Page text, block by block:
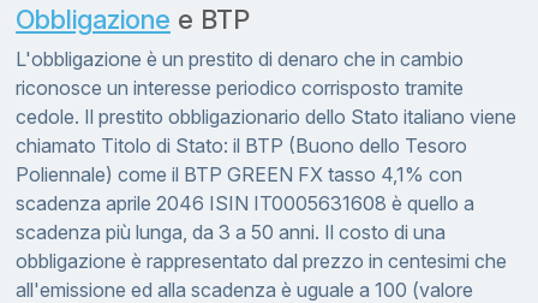
Obbligazione e BTP
L'obbligazione è un prestito di denaro che in cambio
riconosce un interesse periodico corrisposto tramite
cedole. Il prestito obbligazionario dello Stato italiano viene
chiamato Titolo di Stato: il BTP (Buono dello Tesoro
Poliennale) come il BTP GREEN FX tasso 4,1% con
scadenza aprile 2046 ISIN IT0005631608 è quello a
scadenza più lunga, da 3 a 50 anni. Il costo di una
obbligazione è rappresentato dal prezzo in centesimi che
all'emissione ed alla scadenza è uguale a 100 (valore